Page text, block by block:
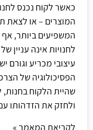
כאשר לקוח נכנס
המוצרים – או לצאת
המשפיעים ביותר,
לחנויות אינה עניין
עיצובי מכריע
הפסיכולוגיה של
שהיית הלקוח
ולחזק את הזדהותו
לקריאת המאמר »